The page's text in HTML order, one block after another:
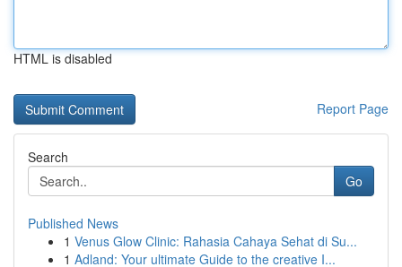
HTML is disabled
Report Page
Search
Go
Published News
1 Venus Glow Clinic: Rahasia Cahaya Sehat di Su...
1 Adland: Your ultimate Guide to the creative I...